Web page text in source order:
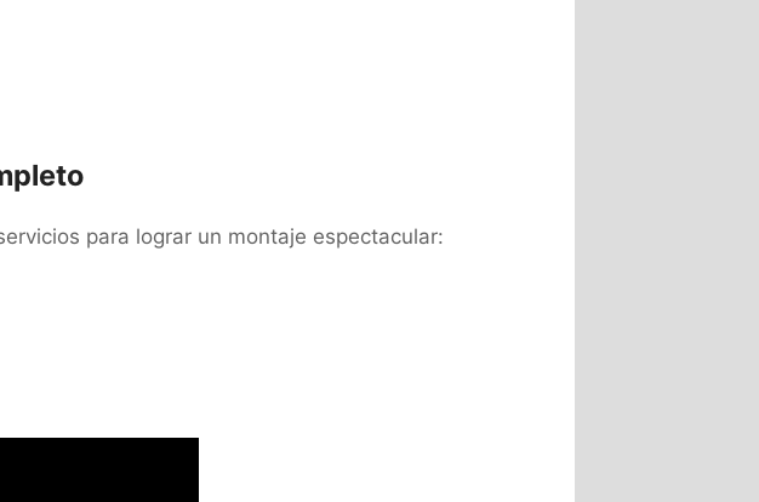
para lograr un montaje espectacular: